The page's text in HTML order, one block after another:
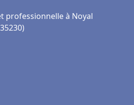
professionnelle à Noyal